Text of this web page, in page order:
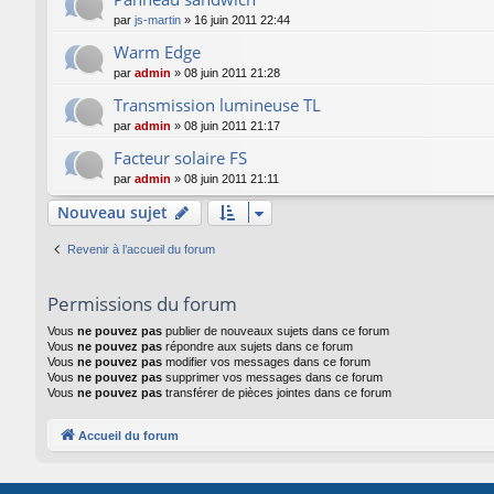
par js-martin » 16 juin 2011 22:44
Warm Edge
par admin » 08 juin 2011 21:28
Transmission lumineuse TL
par admin » 08 juin 2011 21:17
Facteur solaire FS
par admin » 08 juin 2011 21:11
Nouveau sujet
Revenir à l’accueil du forum
Permissions du forum
Vous ne pouvez pas publier de nouveaux sujets dans ce forum
Vous ne pouvez pas répondre aux sujets dans ce forum
Vous ne pouvez pas modifier vos messages dans ce forum
Vous ne pouvez pas supprimer vos messages dans ce forum
Vous ne pouvez pas transférer de pièces jointes dans ce forum
Accueil du forum